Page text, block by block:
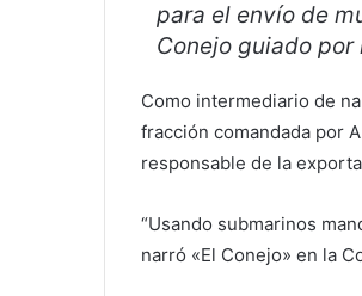
para el envío de
Conejo guiado
Como intermediario de
fracción comandada por
responsable de la
“Usando submarinos
narró «El Conejo» en la